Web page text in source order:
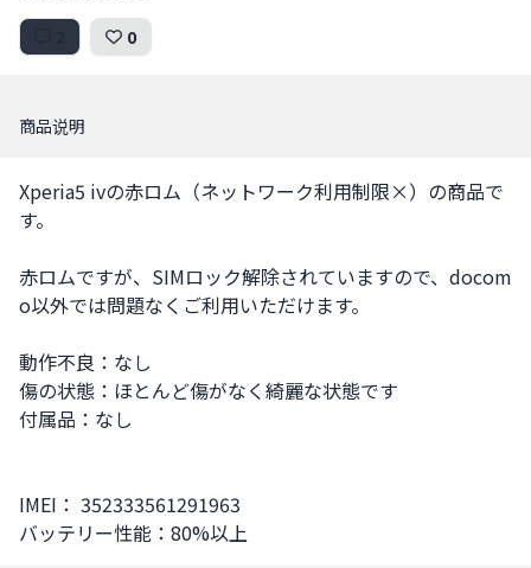
0
商品说明
Xperia5 ivの赤ロム（ネットワーク利用制限×）の商品で
す。
赤ロムですが、SIMロック解除されていますので、docom
o以外では問題なくご利用いただけます。
動作不良：なし
傷の状態：ほとんど傷がなく綺麗な状態です
付属品：なし
IMEI： 352333561291963
バッテリー性能：80%以上